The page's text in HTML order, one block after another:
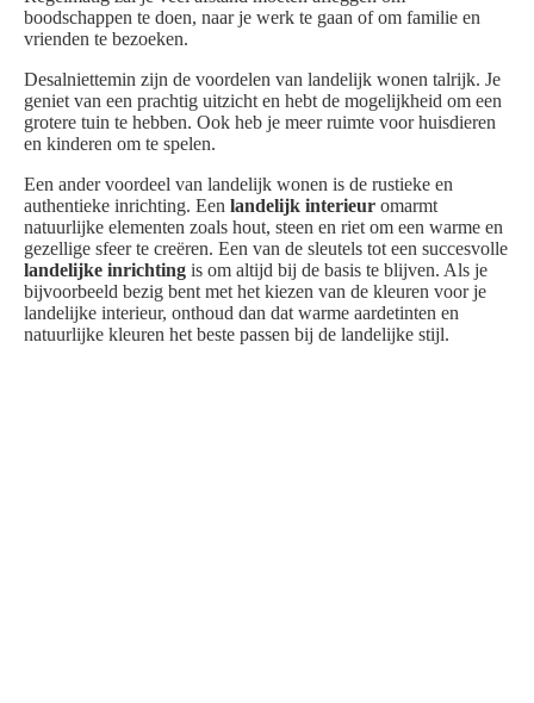
boodschappen te doen, naar je werk te gaan of om familie en
vrienden te bezoeken.
Desalniettemin zijn de voordelen van landelijk wonen talrijk. Je
geniet van een prachtig uitzicht en hebt de mogelijkheid om een
grotere tuin te hebben. Ook heb je meer ruimte voor huisdieren
en kinderen om te spelen.
Een ander voordeel van landelijk wonen is de rustieke en
authentieke inrichting. Een landelijk interieur omarmt
natuurlijke elementen zoals hout, steen en riet om een warme en
gezellige sfeer te creëren. Een van de sleutels tot een succesvolle
landelijke inrichting is om altijd bij de basis te blijven. Als je
bijvoorbeeld bezig bent met het kiezen van de kleuren voor je
landelijke interieur, onthoud dan dat warme aardetinten en
natuurlijke kleuren het beste passen bij de landelijke stijl.